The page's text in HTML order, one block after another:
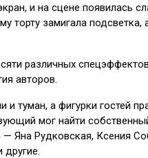
и на сцене появилась
торту замигала
различных
авторов.
туман, а фигурки гостей
мог найти
Яна Рудковская, Ксения